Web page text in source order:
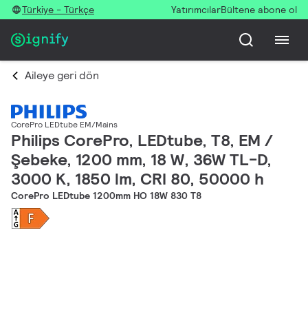
Türkiye - Türkçe YatırımcılarBültene abone ol
Aileye geri dön
CorePro LEDtube EM/Mains
Philips CorePro, LEDtube, T8, EM /
Şebeke, 1200 mm, 18 W, 36W TL-D,
3000 K, 1850 lm, CRI 80, 50000 h
CorePro LEDtube 1200mm HO 18W 830 T8